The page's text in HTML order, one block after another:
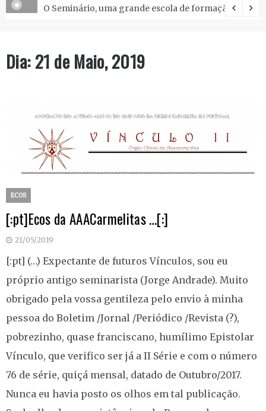
O Seminário, uma grande escola de formação.
Dia:21 de Maio, 2019
ECOS
[:pt]Ecos da AAACarmelitas …[:]
21/05/2019
[:pt] (…) Expectante de futuros Vínculos, sou eu
próprio antigo seminarista (Jorge Andrade). Muito
obrigado pela vossa gentileza pelo envio à minha
pessoa do Boletim /Jornal /Periódico /Revista (?),
pobrezinho, quase franciscano, humílimo Epistolar
Vínculo, que verifico ser já a II Série e com o número
76 de série, quiçá mensal, datado de Outubro/2017.
Nunca eu havia posto os olhos em tal publicação.